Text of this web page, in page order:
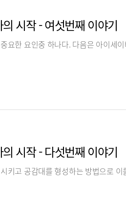
시작 - 여섯번째 이야기
시작 - 다섯번째 이야기